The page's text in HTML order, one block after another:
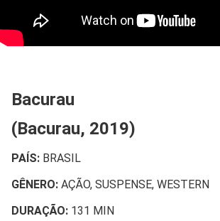
Bacurau
(Bacurau, 2019)
PAÍS: BRASIL
GÊNERO: AÇÃO, SUSPENSE, WESTERN
DURAÇÃO: 131 MIN